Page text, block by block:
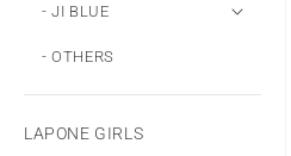
- JI BLUE
- OTHERS
LAPONE GIRLS